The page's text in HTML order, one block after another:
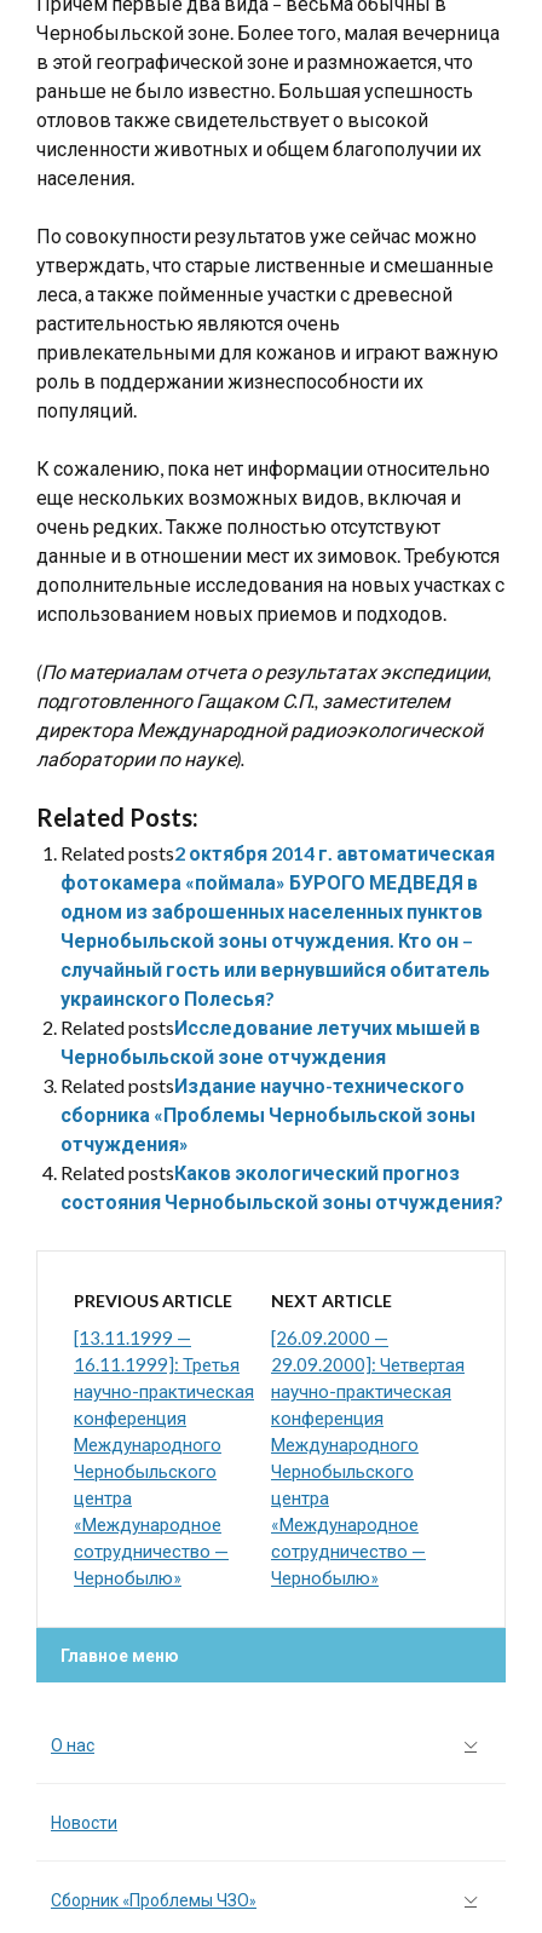
Чернобыльской зоне. Более того, малая вечерница
в этой географической зоне и размножается, что
раньше не было известно. Большая успешность
отловов также свидетельствует о высокой
численности животных и общем благополучии их
населения.
По совокупности результатов уже сейчас можно
утверждать, что старые лиственные и смешанные
леса, а также пойменные участки с древесной
растительностью являются очень
привлекательными для кожанов и играют важную
роль в поддержании жизнеспособности их
популяций.
К сожалению, пока нет информации относительно
еще нескольких возможных видов, включая и
очень редких. Также полностью отсутствуют
данные и в отношении мест их зимовок. Требуются
дополнительные исследования на новых участках с
использованием новых приемов и подходов.
(По материалам отчета о результатах экспедиции,
подготовленного Гащаком С.П., заместителем
директора Международной радиоэкологической
лаборатории по науке).
Related Posts:
Related posts2 октября 2014 г. автоматическая
фотокамера «поймала» БУРОГО МЕДВЕДЯ в
одном из заброшенных населенных пунктов
Чернобыльской зоны отчуждения. Кто он –
случайный гость или вернувшийся обитатель
украинского Полесья?
Related postsИсследование летучих мышей в
Чернобыльской зоне отчуждения
Related postsИздание научно-технического
сборника «Проблемы Чернобыльской зоны
отчуждения»
Related postsКаков экологический прогноз
состояния Чернобыльской зоны отчуждения?
PREVIOUS ARTICLE
[13.11.1999 —
16.11.1999]: Третья
научно-практическая
конференция
Международного
Чернобыльского
центра
«Международное
сотрудничество —
Чернобылю»
NEXT ARTICLE
[26.09.2000 —
29.09.2000]: Четвертая
научно-практическая
конференция
Международного
Чернобыльского
центра
«Международное
сотрудничество —
Чернобылю»
Главное меню
О нас
Новости
Сборник «Проблемы ЧЗО»